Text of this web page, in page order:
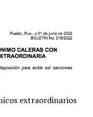
extraordinarios